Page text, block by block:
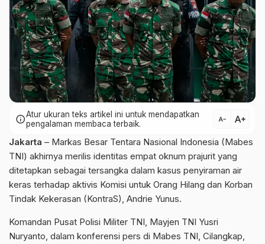
infoAtur ukuran teks artikel ini untuk mendapatkan
pengalaman membaca terbaik.
text_decrease text_increase
Jakarta – Markas Besar Tentara Nasional Indonesia (Mabes
TNI) akhirnya merilis identitas empat oknum prajurit yang
ditetapkan sebagai tersangka dalam kasus penyiraman air
keras terhadap aktivis Komisi untuk Orang Hilang dan Korban
Tindak Kekerasan (KontraS), Andrie Yunus.
Komandan Pusat Polisi Militer TNI, Mayjen TNI Yusri
Nuryanto, dalam konferensi pers di Mabes TNI, Cilangkap,